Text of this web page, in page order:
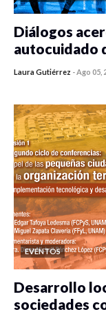
Diálogos
autocuidado
Laura Gutiérrez -Ago 05,
EVENTOS
Desarrollo
sociedades